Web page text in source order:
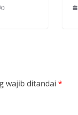
0
wajib ditandai *